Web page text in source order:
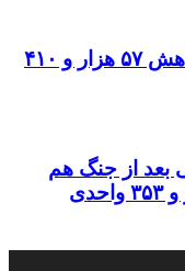
ریزش بورس ادامه دار شد ؛ کاهش ۵۷ هزار و ۴۱۰
بعد از جنگ هم
قرمزپوش شد؛ کاهش ۵۶ هزار و ۳۵۳ واحدی